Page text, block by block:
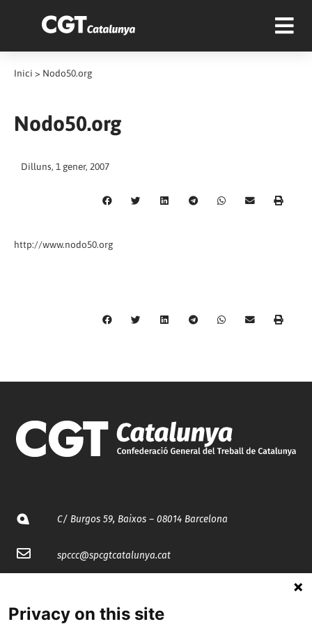
Inici > Nodo50.org
Nodo50.org
Dilluns, 1 gener, 2007
http://www.nodo50.org
C/ Burgos 59, Baixos – 08014 Barcelona
spccc@spcgtcatalunya.cat
Privacy on this site